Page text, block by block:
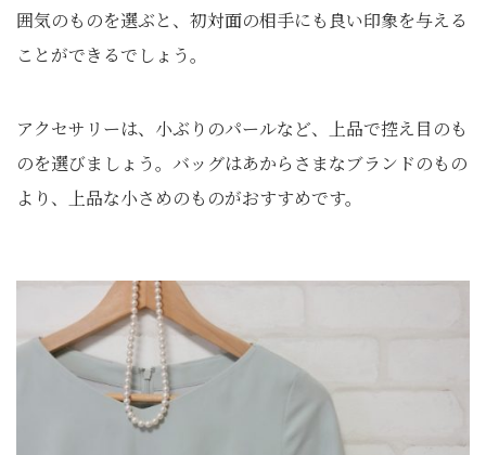
囲気のものを選ぶと、初対面の相手にも良い印象を与える
ことができるでしょう。
アクセサリーは、小ぶりのパールなど、上品で控え目のも
のを選びましょう。バッグはあからさまなブランドのもの
より、上品な小さめのものがおすすめです。